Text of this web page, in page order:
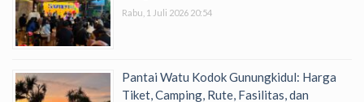
Rabu, 1 Juli 2026 20:54
Pantai Watu Kodok Gunungkidul: Harga
Tiket, Camping, Rute, Fasilitas, dan